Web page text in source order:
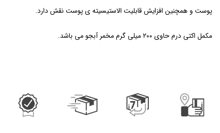
پوست و همچنین افزایش قابلیت الاستیسیته ی پوست نقش دارد.
مکمل اکتی درم حاوی ۲۰۰ میلی گرم مخمر آبجو می باشد.